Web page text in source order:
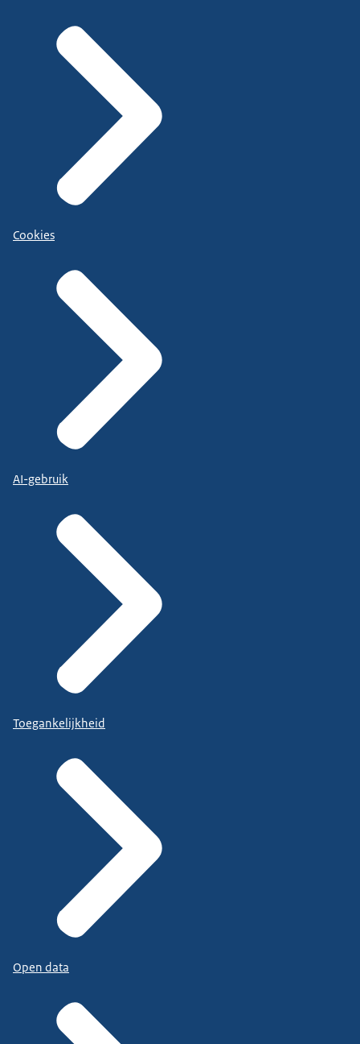
Cookies
AI-gebruik
Toegankelijkheid
Open data